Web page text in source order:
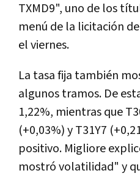
TXMD9", uno de los
menú de la licitación
el viernes.
La tasa fija también
algunos tramos. De
1,22%, mientras que
(+0,03%) y T31Y7
positivo. Migliore
mostró volatilidad" y